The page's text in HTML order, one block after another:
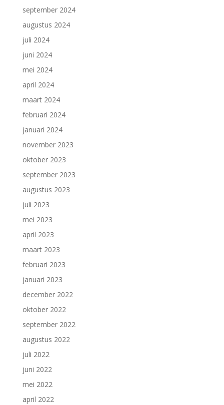
september 2024
augustus 2024
juli 2024
juni 2024
mei 2024
april 2024
maart 2024
februari 2024
januari 2024
november 2023
oktober 2023
september 2023
augustus 2023
juli 2023
mei 2023
april 2023
maart 2023
februari 2023
januari 2023
december 2022
oktober 2022
september 2022
augustus 2022
juli 2022
juni 2022
mei 2022
april 2022